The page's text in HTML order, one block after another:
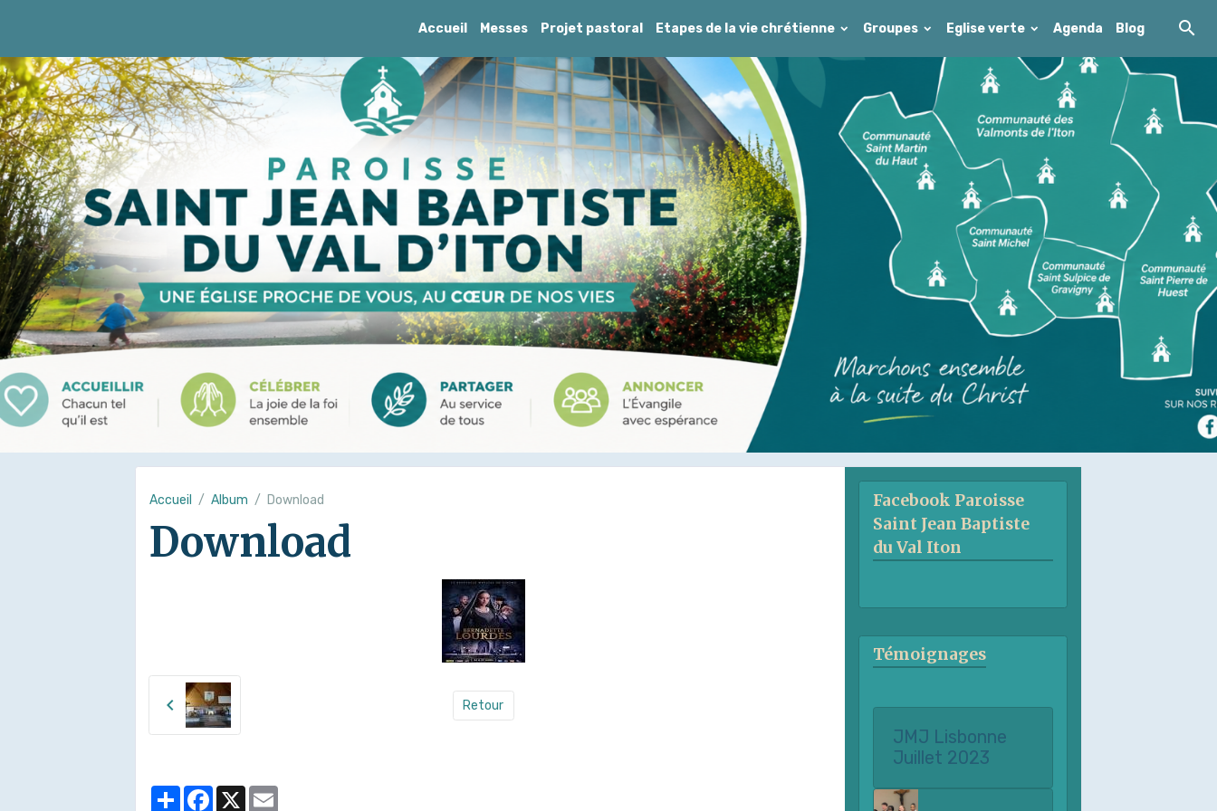
Accueil Messes Projet pastoral Etapes de la vie chrétienne Groupes Eglise verte Agenda Blog
Accueil Album Download
Download
Retour
PartagerFacebook
X
Facebook Paroisse
Saint Jean Baptiste
du Val Iton
Témoignages
JMJ Lisbonne
Juillet 2023